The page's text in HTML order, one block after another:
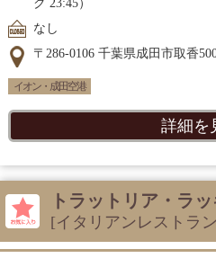
ク 23:45）
なし
〒286-0106 千葉県成田市取香
イオン・成田空港
詳細を
トラットリア・ラ
[イタリアンレストラ